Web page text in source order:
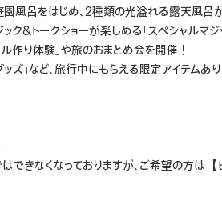
呂をはじめ、2種類の光溢れる露天風呂が
&トークショーが楽しめる「スペシャルマジ
作り体験」や旅のおまとめ会を開催！
ズ」など、旅行中にもらえる限定アイテムあり
きなくなっておりますが、ご希望の方は